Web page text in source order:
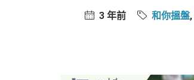
3 年前 和你搵盤,